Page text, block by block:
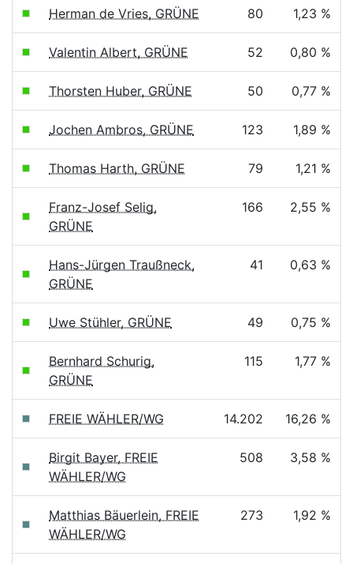
Herman de Vries, GRÜNE 80 1,23 %
Valentin Albert, GRÜNE 52 0,80 %
Thorsten Huber, GRÜNE 50 0,77 %
Jochen Ambros, GRÜNE 123 1,89 %
Thomas Harth, GRÜNE 79 1,21 %
Franz-Josef Selig,
GRÜNE
166 2,55 %
Hans-Jürgen Traußneck,
GRÜNE
41 0,63 %
Uwe Stühler, GRÜNE 49 0,75 %
Bernhard Schurig,
GRÜNE
115 1,77 %
FREIE WÄHLER/WG 14.202 16,26 %
Birgit Bayer, FREIE
WÄHLER/WG
508 3,58 %
Matthias Bäuerlein, FREIE
WÄHLER/WG
273 1,92 %